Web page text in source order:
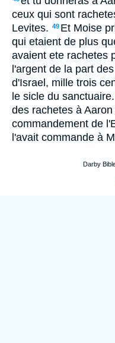
ceux qui sont
Levites. 49 Et Moise
qui etaient de plus
avaient ete rachetes
l'argent de la part
d'Israel, mille trois
le sicle du sanctuaire.
des rachetes à
commandement de
l'avait commande à
Darby